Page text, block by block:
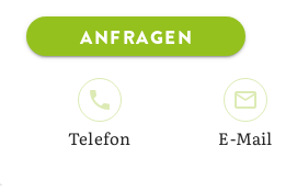
ANFRAGEN
Telefon E-Mail